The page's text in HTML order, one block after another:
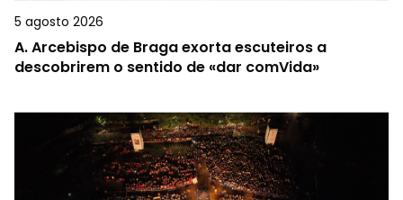
5 agosto 2026
A.Arcebispo de Braga exorta escuteiros a
descobrirem o sentido de «dar comVida»